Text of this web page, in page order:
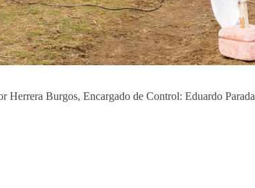
Burgos, Encargado de Control: Eduardo Parada